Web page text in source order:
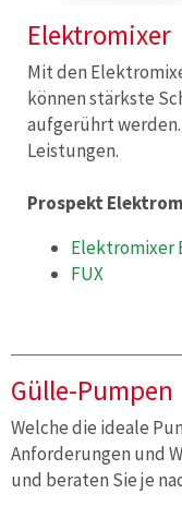
Elektromixer
Mit den
können stärkste
aufgerührt
Leistungen.
Prospekt
Elektromixer
FUX
Gülle-Pumpen
Welche die ideale
Anforderungen und
und beraten Sie je